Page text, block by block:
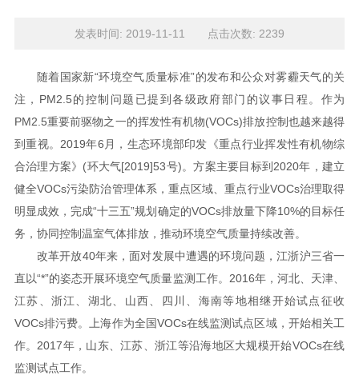
发表时间: 2019-11-11 点击次数: 2239
随着国家新“环境空气质量标准”的发布和公众对雾霾天气的关
注，PM2.5的控制问题已提到各级政府部门的议事日程。作为
PM2.5重要前驱物之一的挥发性有机物(VOCs)排放控制也越来越得
到重视。2019年6月，生态环境部印发《重点行业挥发性有机物综
合治理方案》(环大气[2019]53号)。方案主要目标到2020年，建立
健全VOCs污染防治管理体系，重点区域、重点行业VOCs治理取得
明显成效，完成“十三五”规划确定的VOCs排放量下降10%的目标任
务，协同控制温室气体排放，推动环境空气质量持续改善。
改革开放40年来，面对发展中遭遇的环境问题，江浙沪三省一
直以“*”的姿态开展环境空气质量监测工作。2016年，河北、天津、
江苏、浙江、湖北、山西、四川、海南等地相继开始试点征收
VOCs排污费。上海作为全国VOCs在线监测试点区域，开始相关工
作。2017年，山东、江苏、浙江等沿海地区大规模开始VOCs在线
监测试点工作。